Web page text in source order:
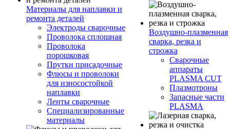
Материалы для наплавки и
ремонта деталей
Электроды сварочные
Проволока сплошная
Проволока
порошковая
Прутки присадочные
Флюсы и проволоки
для износостойкой
наплавки
Ленты сварочные
Специализированные
материалы
Воздушно-плазменная
сварка, резка и
строжка
Сварочные
аппараты
PLASMA CUT
Плазмотроны
Запасные части
PLASMA